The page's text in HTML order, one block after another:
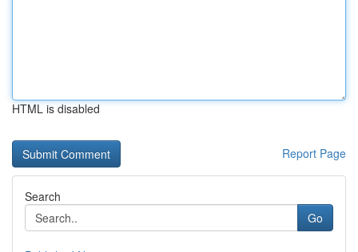
HTML is disabled
Report Page
Search
Go